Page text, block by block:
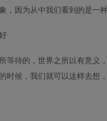
，因为从中我们看到的是
等待的，世界之所以有意义
时候，我们就可以这样去